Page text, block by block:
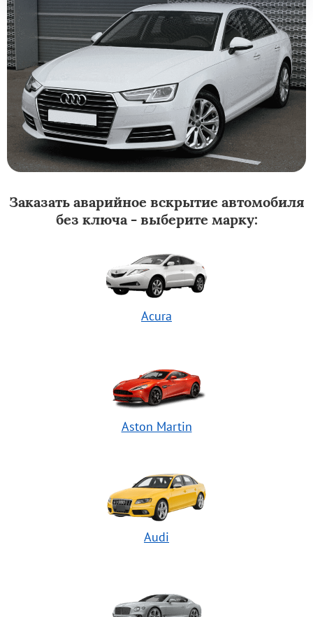
Заказать аварийное вскрытие автомобиля
без ключа - выберите марку:
Acura
Aston Martin
Audi